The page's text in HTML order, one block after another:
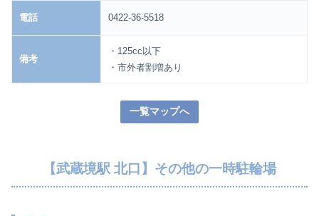
電話 0422-36-5518
備考
・125cc以下
・市外者割増あり
一覧マップへ
【武蔵境駅 北口】その他の一時駐輪場